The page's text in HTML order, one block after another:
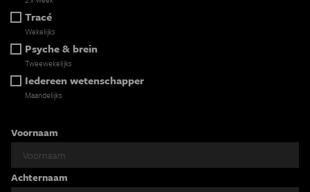
Tracé
Wekelijks
Psyche & brein
Tweewekelijks
Iedereen wetenschapper
Maandelijks
Voornaam
Achternaam